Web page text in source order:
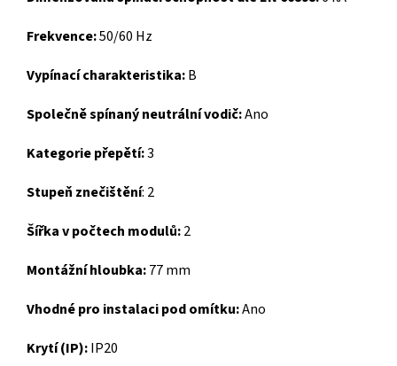
Frekvence:50/60 Hz
Vypínací charakteristika:B
Společně spínaný neutrální vodič:Ano
Kategorie přepětí:3
Stupeň znečištění: 2
Šířka v počtech modulů:2
Montážní hloubka:77 mm
Vhodné pro instalaci pod omítku:Ano
Krytí (IP):IP20